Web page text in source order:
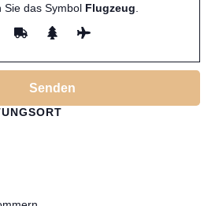
Sie das SymbolFlugzeug